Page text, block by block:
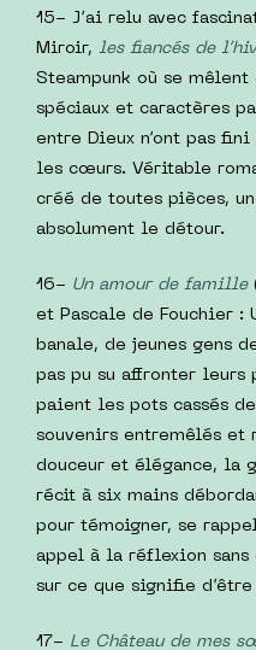
15- J’ai relu avec
Miroir, les fiancés de
Steampunk où se
spéciaux et caractères
entre Dieux n’ont pas
les cœurs. Véritable
créé de toutes pièces,
absolument le détour.
16- Un amour de famille
et Pascale de Fouchier :
banale, de jeunes gens
pas pu su affronter leurs
paient les pots cassés
souvenirs entremêlés et
douceur et élégance, la
récit à six mains
pour témoigner, se
appel à la réflexion
sur ce que signifie
17- Le Château de mes